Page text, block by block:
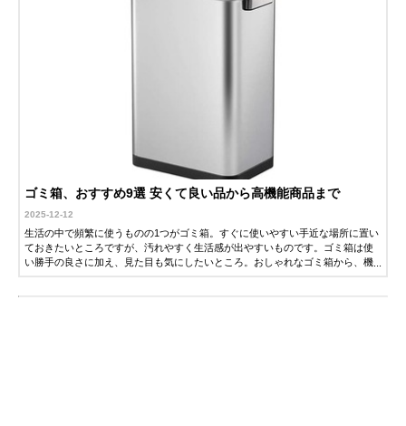
ゴミ箱、おすすめ9選 安くて良い品から高機能商品まで
2025-12-12
生活の中で頻繁に使うものの1つがゴミ箱。すぐに使いやすい手近な場所に置い
ておきたいところですが、汚れやすく生活感が出やすいものです。ゴミ箱は使
い勝手の良さに加え、見た目も気にしたいところ。おしゃれなゴミ箱から、機